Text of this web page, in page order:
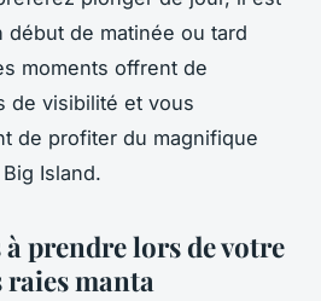
de matinée ou tard
moments offrent de
de visibilité et vous
de profiter du magnifique
Island.
prendre lors de votre
raies manta